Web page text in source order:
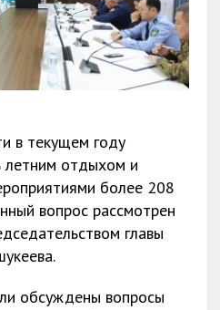
в текущем году
летним отдыхом и
более 208
вопрос рассмотрен
главы
обсуждены вопросы